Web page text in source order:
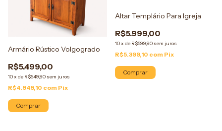
Armário Rústico Volgogrado
R$5.499,00
10x de R$549,90 sem juros
R$4.949,10 com Pix
Comprar
Altar Templário Para Igreja
R$5.999,00
10x de R$599,90 sem juros
R$5.399,10 com Pix
Comprar